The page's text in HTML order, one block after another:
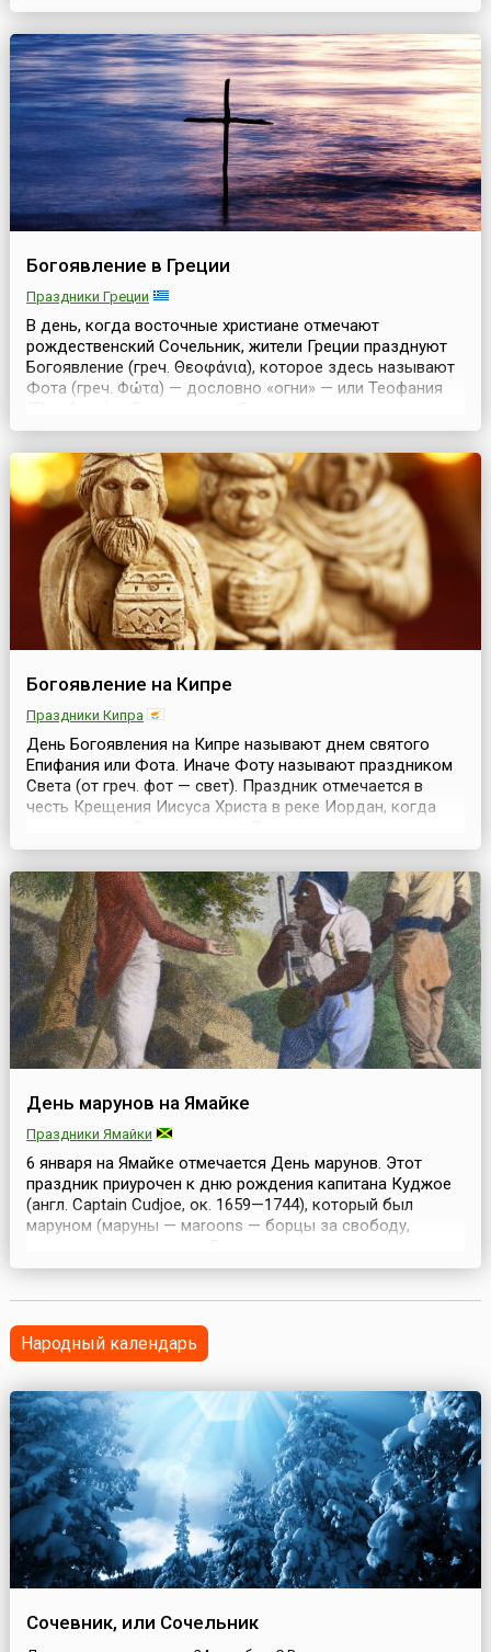
Предтечи. Поэтому в этот день свои именины празднуют
люди с именами Иордан, Иорданка, Богдан, Богдана,
Данчо, Дана, Найден. Праздник тесно свя...
Богоявление в Греции
Праздники Греции
В день, когда восточные христиане отмечают
рождественский Сочельник, жители Греции празднуют
Богоявление (греч. Θεοφάνια), которое здесь называют
Фота (греч. Φώτα) — дословно «огни» — или Теофания
празднование 12 рождественских дней.Элладская
православная церковь, живущая по григорианскому
календарю, отмечает этот праздник вместе с
западными христианами...
Богоявление на Кипре
Праздники Кипра
День Богоявления на Кипре называют днем святого
Епифания или Фота. Иначе Фоту называют праздником
Света (от греч. фот — свет). Праздник отмечается в
честь Крещения Иисуса Христа в реке Иордан, когда
существовал обычай, в эту ночь крестить людей, то
есть, просвещать их духовно. В 332 и в 342 годах нашей
эры на Кипре произошли крупные землетрясения, ...
День марунов на Ямайке
Праздники Ямайки
6 января на Ямайке отмечается День марунов. Этот
праздник приурочен к дню рождения капитана Куджое
(англ. Captain Cudjoe, ок. 1659—1744), который был
маруном (маруны — мaroons — борцы за свободу,
войск). Куджое одержал победу над английской армией.
Народный календарь
Сочевник, или Сочельник